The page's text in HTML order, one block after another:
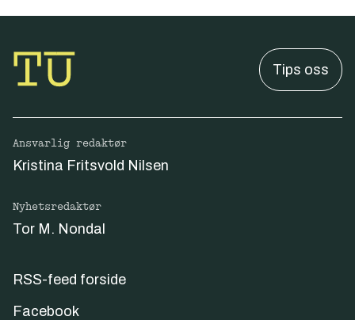
Tips oss
Ansvarlig redaktør
Kristina Fritsvold Nilsen
Nyhetsredaktør
Tor M. Nondal
RSS-feed forside
Facebook